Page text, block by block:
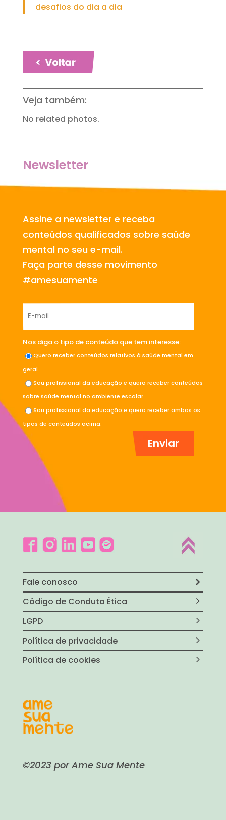
desafios do dia a dia
Veja também:
No related photos.
Newsletter
Assine a newsletter e receba
conteúdos qualificados sobre saúde
mental no seu e-mail.
Faça parte desse movimento
#amesuamente
Nos diga o tipo de conteúdo que tem interesse:
Quero receber conteúdos relativos à saúde mental em
geral.
Sou profissional da educação e quero receber conteúdos
sobre saúde mental no ambiente escolar.
Sou profissional da educação e quero receber ambos os
tipos de conteúdos acima.
Fale conosco
Código de Conduta Ética
LGPD
Política de privacidade
Política de cookies
©2023 por Ame Sua Mente